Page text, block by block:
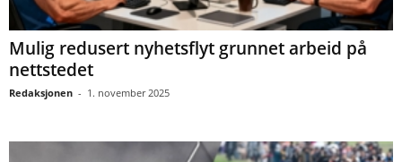
Mulig redusert nyhetsflyt grunnet arbeid på
nettstedet
Redaksjonen - 1. november 2025